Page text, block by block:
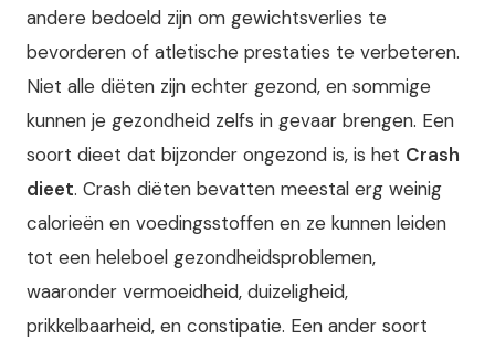
andere bedoeld zijn om gewichtsverlies te
bevorderen of atletische prestaties te verbeteren.
Niet alle diëten zijn echter gezond, en sommige
kunnen je gezondheid zelfs in gevaar brengen. Een
soort dieet dat bijzonder ongezond is, is het Crash
dieet. Crash diëten bevatten meestal erg weinig
calorieën en voedingsstoffen en ze kunnen leiden
tot een heleboel gezondheidsproblemen,
waaronder vermoeidheid, duizeligheid,
prikkelbaarheid, en constipatie. Een ander soort